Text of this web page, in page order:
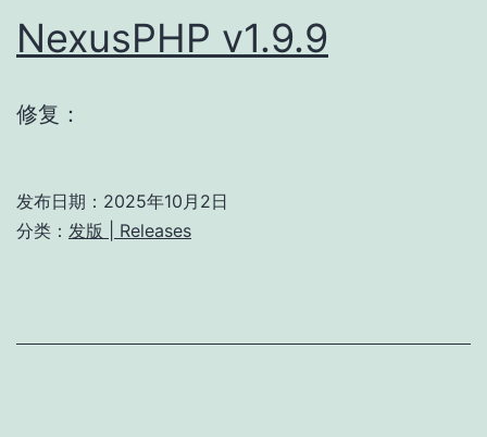
NexusPHP v1.9.9
修复：
发布日期： 2025年10月2日
分类： 发版 | Releases